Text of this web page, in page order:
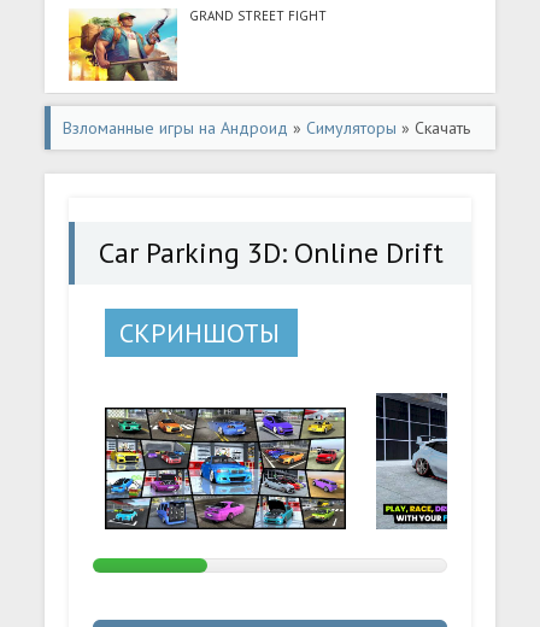
GRAND STREET FIGHT
Взломанные игры на Андроид » Симуляторы » Скачать
Car Parking 3D: Online Drift (Разблокировано все) на
Car Parking 3D: Online Drift
СКРИНШОТЫ